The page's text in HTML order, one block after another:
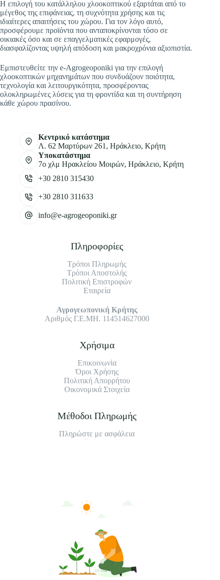
Η επιλογή του κατάλληλου χλοοκοπτικού εξαρτάται από το
μέγεθος της επιφάνειας, τη συχνότητα χρήσης και τις
ιδιαίτερες απαιτήσεις του χώρου. Για τον λόγο αυτό,
προσφέρουμε προϊόντα που ανταποκρίνονται τόσο σε
οικιακές όσο και σε επαγγελματικές εφαρμογές,
διασφαλίζοντας υψηλή απόδοση και μακροχρόνια αξιοπιστία.
Εμπιστευθείτε την e-Agrogeoponiki για την επιλογή
χλοοκοπτικών μηχανημάτων που συνδυάζουν ποιότητα,
τεχνολογία και λειτουργικότητα, προσφέροντας
ολοκληρωμένες λύσεις για τη φροντίδα και τη συντήρηση
κάθε χώρου πρασίνου.
Κεντρικό κατάστημα
Λ. 62 Μαρτύρων 261, Ηράκλειο, Κρήτη
Υποκατάστημα
7ο χλμ Ηρακλείου Μοιρών, Ηράκλειο, Κρήτη
+30 2810 315430
+30 2810 311633
info@e-agrogeoponiki.gr
Πληροφορίες
Τρόποι Πληρωμής
Τρόποι Αποστολής
Πολιτική Επιστροφών
Εταιρεία
Αγρογεωπονική Κρήτης
Αριθμός Γ.Ε.ΜΗ. 114514627000
Χρήσιμα
Επικοινωνία
Όροι Χρήσης
Πολιτική Απορρήτου
Οικονομικά Στοιχεία
Μέθοδοι Πληρωμής
Πληρώστε με ασφάλεια